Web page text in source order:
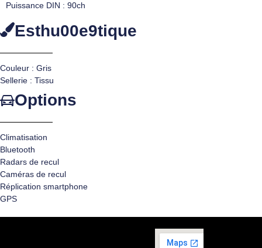
Puissance DIN : 90ch
Esthu00e9tique
Couleur : Gris
Sellerie : Tissu
Options
Climatisation
Bluetooth
Radars de recul
Caméras de recul
Réplication smartphone
GPS